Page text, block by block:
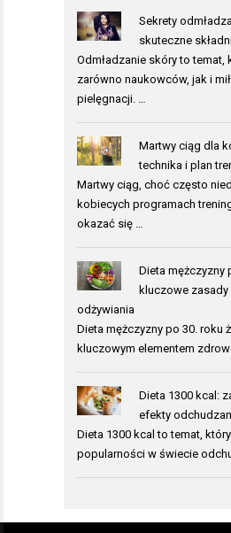
Sekrety
skuteczne
Odmładzanie skóry to temat,
zarówno naukowców, jak i
pielęgnacji. …
Martwy ciąg dla
technika i plan
Martwy ciąg, choć często
kobiecych programach
okazać się …
Dieta mężczyzny
kluczowe
odżywiania
Dieta mężczyzny po 30. roku
kluczowym elementem
Dieta 1300 kcal:
efekty
Dieta 1300 kcal to temat,
popularności w świecie